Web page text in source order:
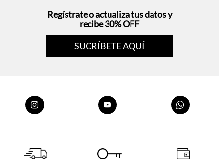
Regístrate o actualiza tus datos y
recibe 30% OFF
SUCRÍBETE AQUÍ